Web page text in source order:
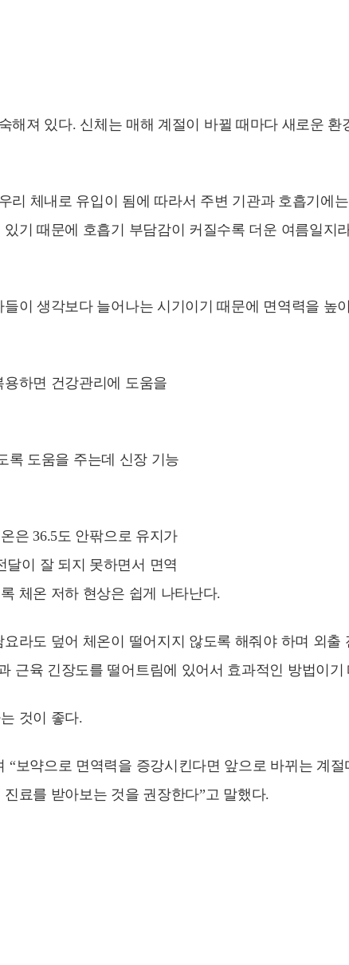
져 있다. 신체는 매해 계절이 바뀔 때마다 새로운 환
리 체내로 유입이 됨에 따라서 주변 기관과 호흡기에
기 때문에 호흡기 부담감이 커질수록 더운 여름일지
이 생각보다 늘어나는 시기이기 때문에 면역력을 높
하면 건강관리에 도움을
록 도움을 주는데 신장 기능
은 36.5도 안팎으로 유지가
이 잘 되지 못하면서 면역
체온 저하 현상은 쉽게 나타난다.
라도 덮어 체온이 떨어지지 않도록 해줘야 하며 외출
근육 긴장도를 떨어트림에 있어서 효과적인 방법이기
것이 좋다.
보약으로 면역력을 증강시킨다면 앞으로 바뀌는 계
료를 받아보는 것을 권장한다”고 말했다.